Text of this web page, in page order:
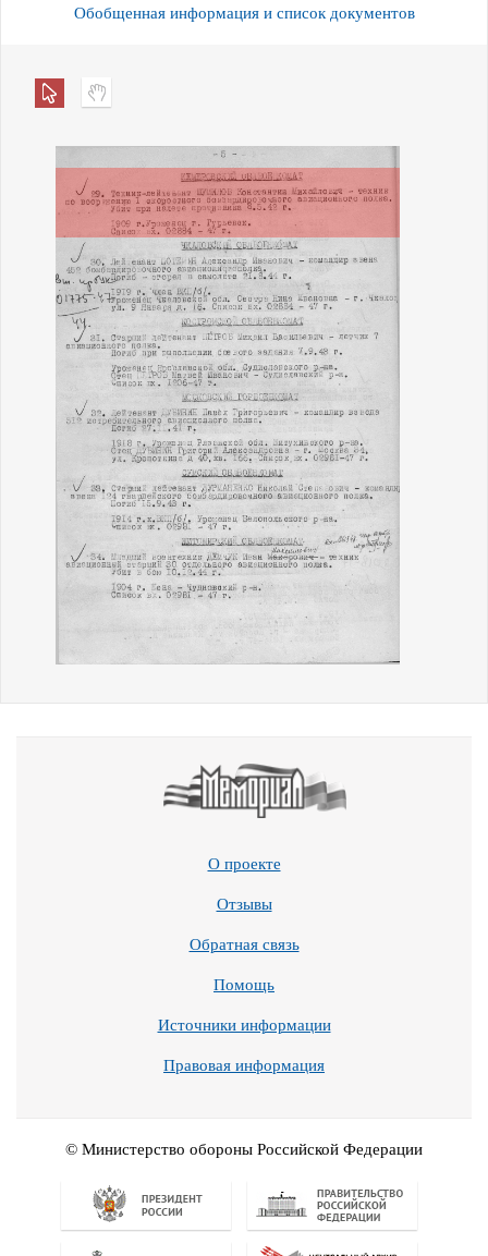
Обобщенная информация и список документов
О проекте
Отзывы
Обратная связь
Помощь
Источники информации
Правовая информация
© Министерство обороны Российской Федерации